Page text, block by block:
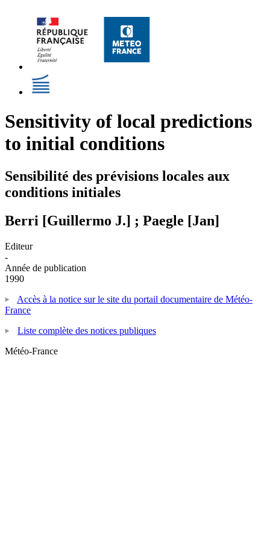
Sensitivity of local predictions
to initial conditions
Sensibilité des prévisions locales aux
conditions initiales
Berri [Guillermo J.] ; Paegle [Jan]
Editeur
-
Année de publication
1990
Accès à la notice sur le site du portail documentaire de Météo-
France
Liste complète des notices publiques
Météo-France